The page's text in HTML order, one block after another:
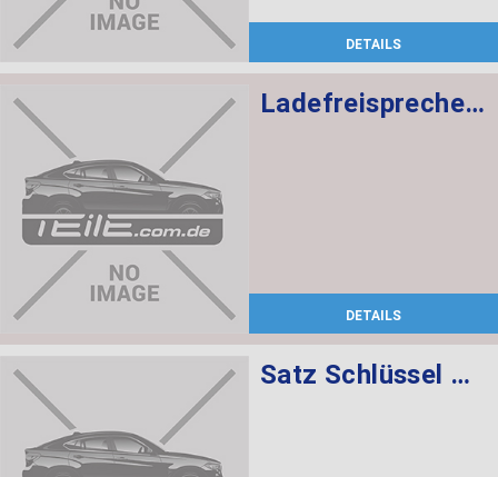
DETAILS
Ladefreisprechelektronik High BASIS SVS MULF2
DETAILS
Satz Schlüssel mit CAS-Steuergerät 868 MHZ